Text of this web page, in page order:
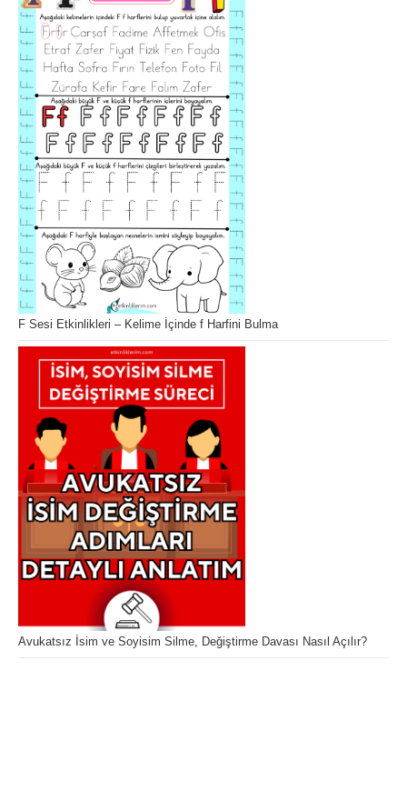
F Sesi Etkinlikleri – Kelime İçinde f Harfini Bulma
Avukatsız İsim ve Soyisim Silme, Değiştirme Davası Nasıl Açılır?